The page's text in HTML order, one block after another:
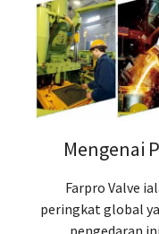
Mengenai
Farpro Valve
peringkat global